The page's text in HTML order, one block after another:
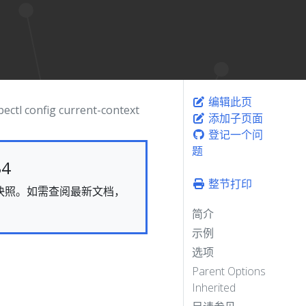
config current-context
。如需查阅最新文档，
编辑此页
添加子页面
登记一个问
题
整节打印
简介
示例
选项
Parent Options
Inherited